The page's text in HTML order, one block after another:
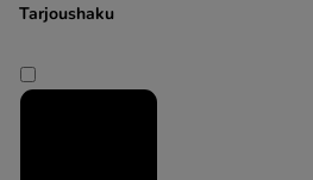
Tarjoushaku